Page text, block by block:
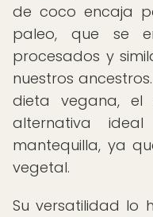
de coco encaja
paleo, que se
procesados y
nuestros
dieta vegana,
alternativa
mantequilla, ya
vegetal.
Su versatilidad lo